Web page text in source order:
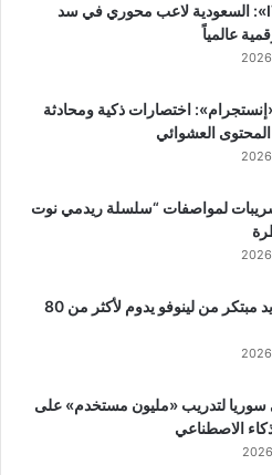
اتحاد «ITU»: السعودية لاعب محوري في سد
عالمياً
اختصارات ذكية ومحادثة
العشوائي
لمواصفات “سلسلة ريدمي نوت
ماوس جديد مبتكر من لينوفو يدوم لأكثر من 80
سوريا لتدريب «مليون مستخدم» على
الاصطناعي